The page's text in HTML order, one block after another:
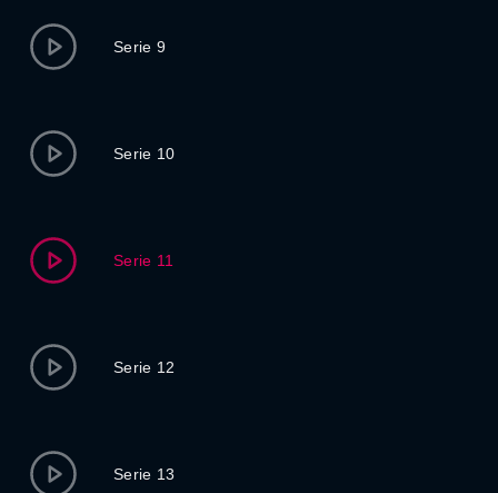
Serie 9
Serie 10
Serie 11
Serie 12
Serie 13